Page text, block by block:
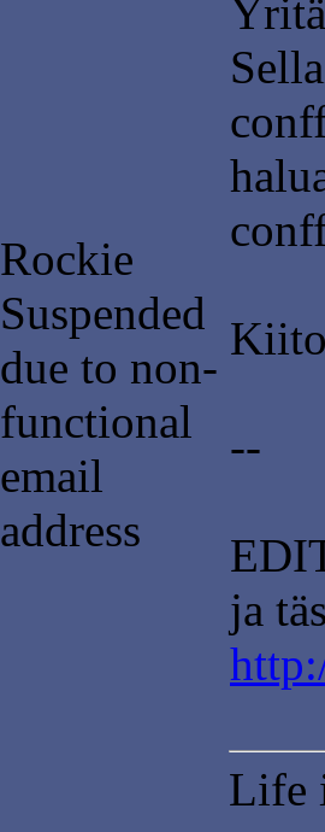
Rockie
Suspended
due to non-
functional
email
address
--
ja
Life